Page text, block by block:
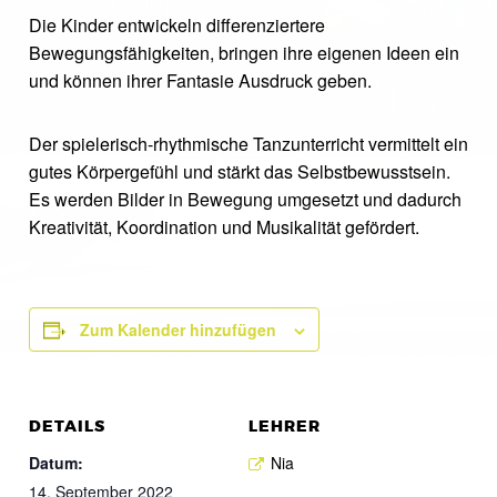
Die Kinder entwickeln differenziertere
Bewegungsfähigkeiten, bringen ihre eigenen Ideen ein
und können ihrer Fantasie Ausdruck geben.
Der spielerisch-rhythmische Tanzunterricht vermittelt ein
gutes Körpergefühl und stärkt das Selbstbewusstsein.
Es werden Bilder in Bewegung umgesetzt und dadurch
Kreativität, Koordination und Musikalität gefördert.
Zum Kalender hinzufügen
DETAILS
Datum:
14. September 2022
LEHRER
Nia